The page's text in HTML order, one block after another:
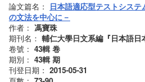
論文篇名： 日本語適応型テストシス
の文法を中心に－
作者： 馮寶珠
期刊名： 輔仁大學日文系編『日本語日
卷號： 43輯 卷
期別： 43輯 期
刊登日期： 2015-05-31